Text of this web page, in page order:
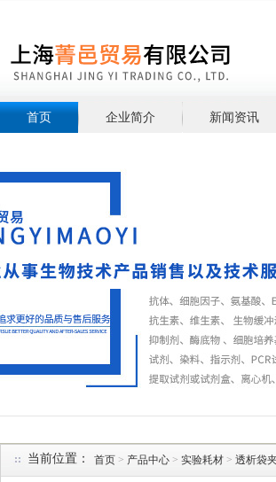
首页 企业简介 新闻资讯
当前位置： 首页 > 产品中心 > 实验耗材 > 透析袋